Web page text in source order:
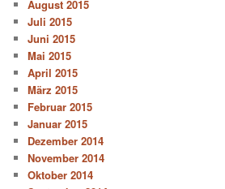
August 2015
Juli 2015
Juni 2015
Mai 2015
April 2015
März 2015
Februar 2015
Januar 2015
Dezember 2014
November 2014
Oktober 2014